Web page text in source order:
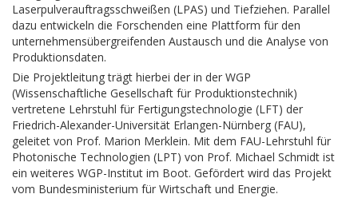
Laserpulverauftragsschweißen (LPAS) und Tiefziehen. Parallel
dazu entwickeln die Forschenden eine Plattform für den
unternehmensübergreifenden Austausch und die Analyse von
Produktionsdaten.
Die Projektleitung trägt hierbei der in der WGP
(Wissenschaftliche Gesellschaft für Produktionstechnik)
vertretene Lehrstuhl für Fertigungstechnologie (LFT) der
Friedrich-Alexander-Universität Erlangen-Nürnberg (FAU),
geleitet von Prof. Marion Merklein. Mit dem FAU-Lehrstuhl für
Photonische Technologien (LPT) von Prof. Michael Schmidt ist
ein weiteres WGP-Institut im Boot. Gefördert wird das Projekt
vom Bundesministerium für Wirtschaft und Energie.